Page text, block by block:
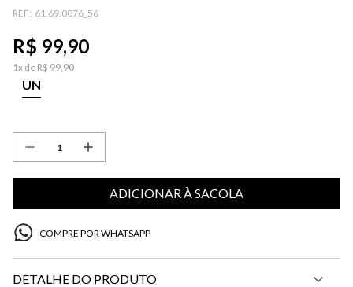
: 61.69.0076_56
R$ 99,90
1x de R$ 99,90
UN
ADICIONAR À SACOLA
COMPRE POR WHATSAPP
DETALHE DO PRODUTO